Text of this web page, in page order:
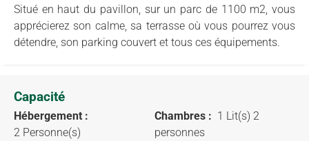
Situé en haut du pavillon, sur un parc de 1100 m2, vous
apprécierez son calme, sa terrasse où vous pourrez vous
détendre, son parking couvert et tous ces équipements.
Capacité
Hébergement :
2 Personne(s)
Chambres : 1 Lit(s) 2
personnes